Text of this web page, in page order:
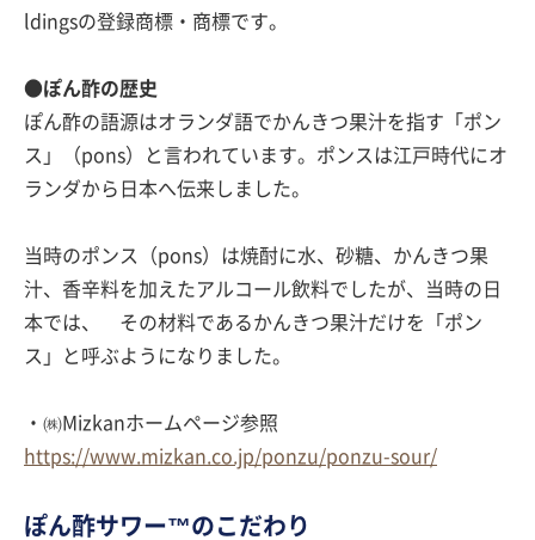
ldingsの登録商標・商標です。
●ぽん酢の歴史
ぽん酢の語源はオランダ語でかんきつ果汁を指す「ポン
ス」（pons）と言われています。ポンスは江戸時代にオ
ランダから日本へ伝来しました。
当時のポンス（pons）は焼酎に水、砂糖、かんきつ果
汁、香辛料を加えたアルコール飲料でしたが、当時の日
本では、 その材料であるかんきつ果汁だけを「ポン
ス」と呼ぶようになりました。
・㈱Mizkanホームページ参照
https://www.mizkan.co.jp/ponzu/ponzu-sour/
ぽん酢サワー™のこだわり